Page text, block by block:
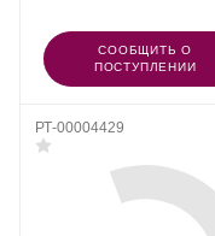
СООБЩИТЬ О
ПОСТУПЛЕНИИ
РТ-00004429